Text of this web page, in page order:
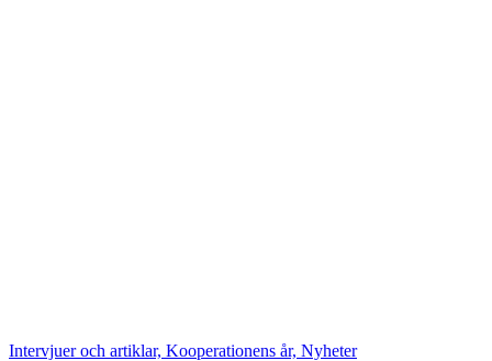
Intervjuer och artiklar, Kooperationens år, Nyheter